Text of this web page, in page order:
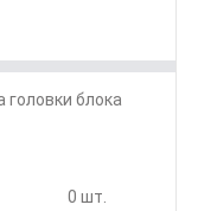
блока
0 шт.